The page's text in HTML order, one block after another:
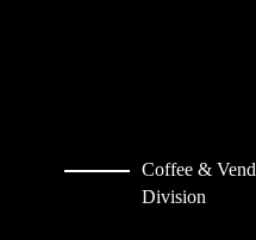
Coffee &
Division